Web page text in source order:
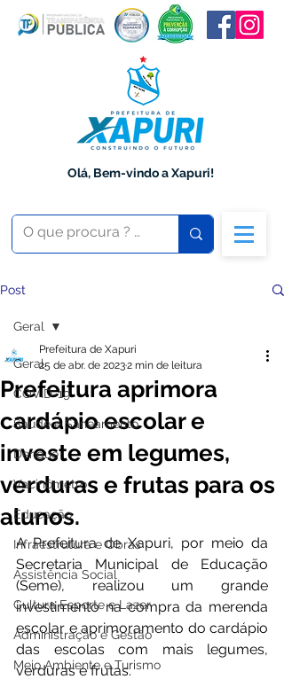
Olá, Bem-vindo a Xapuri!
Post
Geral
COVID-19
Saúde e Saneamento
Dengue
Vacinômetro
Educação
Infraestrutura e Obras
Assistência Social
Cultura Esporte e Lazer
Administração e Gestão
Meio Ambiente e Turismo
Geral
Prefeitura aprimora
cardápio escolar e
investe em legumes,
verduras e frutas para os
alunos.
Prefeitura de Xapuri
25 de abr. de 20232 min de leitura
A Prefeitura de Xapuri, por meio da
Secretaria Municipal de Educação
(Seme), realizou um grande
investimento na compra da merenda
escolar e aprimoramento do cardápio
das escolas com mais legumes,
verduras e frutas.